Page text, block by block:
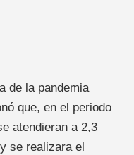
de la pandemia
que, en el periodo
atendieran a 2,3
se realizara el